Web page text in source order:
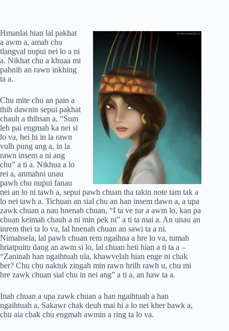
Hmanlai hian lal pakhat
a awm a, amah chu
tlangval nupui nei lo a ni
a. Nikhat chu a khuaa mi
pahnih an rawn inkhing
ta a.
Chu mite chu an pain a
thih dawnin sepui pakhat
chauh a thihsan a, “Sum
leh pai engmah ka nei si
lo va, hei hi in la rawn
vulh pung ang a, in la
rawn insem a ni ang
chu” a ti a. Nikhua a lo
rei a, anmahni unau
pawh chu nupui fanau
nei an lo ni tawh a, sepui pawh chuan tha takin note tam tak a
lo nei tawh a. Tichuan an sial chu an han insem dawn a, a upa
zawk chuan a nau hnenah chuan, “I ta ve tur a awm lo, kan pa
chuan keimah chauh a ni min pek ni” a ti ta mai a. An unau an
inrem thei ta lo va, lal hnenah chuan an sawi ta a ni.
Nimahsela, lal pawh chuan rem ngaihna a hre lo va, tumah
hriatpuitu dang an awm si lo, lal chuan heti hian a ti ta a –
“Zaninah han ngaihtuah ula, khawvelah hian enge ni chak
ber? Chu chu naktuk zingah min rawn hrilh rawh u, chu mi
hre zawk chuan sial chu in nei ang” a ti a, an haw ta a.
Inah chuan a upa zawk chuan a han ngaihtuah a han
ngaihtuah a, Sakawr chak deuh mai hi a lo nei kher bawk a,
chu aia chak chu engmah awmin a ring ta lo va.